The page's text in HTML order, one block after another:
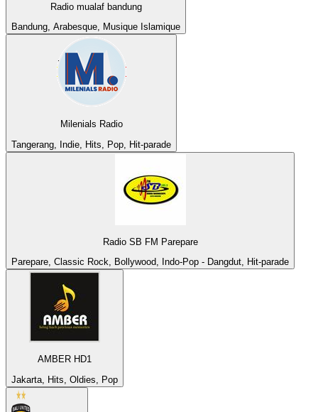
Radio mualaf bandung
Bandung, Arabesque, Musique Islamique
Milenials Radio
Tangerang, Indie, Hits, Pop, Hit-parade
Radio SB FM Parepare
Parepare, Classic Rock, Bollywood, Indo-Pop - Dangdut, Hit-parade
AMBER HD1
Jakarta, Hits, Oldies, Pop